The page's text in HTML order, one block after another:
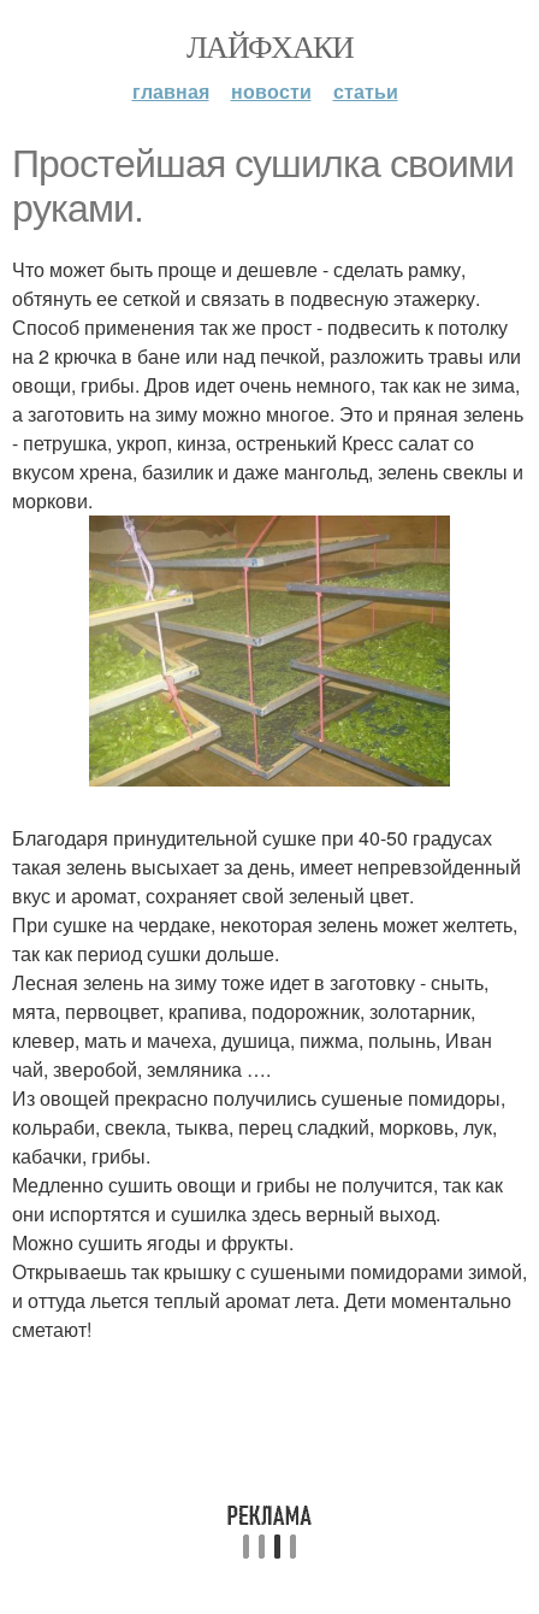
ЛАЙФХАКИ
главная новости статьи
Простейшая сушилка своими
руками.
Что может быть проще и дешевле - сделать рамку,
обтянуть ее сеткой и связать в подвесную этажерку.
Способ применения так же прост - подвесить к потолку
на 2 крючка в бане или над печкой, разложить травы или
овощи, грибы. Дров идет очень немного, так как не зима,
а заготовить на зиму можно многое. Это и пряная зелень
- петрушка, укроп, кинза, остренький Кресс салат со
вкусом хрена, базилик и даже мангольд, зелень свеклы и
моркови.
Благодаря принудительной сушке при 40-50 градусах
такая зелень высыхает за день, имеет непревзойденный
вкус и аромат, сохраняет свой зеленый цвет.
При сушке на чердаке, некоторая зелень может желтеть,
так как период сушки дольше.
Лесная зелень на зиму тоже идет в заготовку - сныть,
мята, первоцвет, крапива, подорожник, золотарник,
клевер, мать и мачеха, душица, пижма, полынь, Иван
чай, зверобой, земляника ….
Из овощей прекрасно получились сушеные помидоры,
кольраби, свекла, тыква, перец сладкий, морковь, лук,
кабачки, грибы.
Медленно сушить овощи и грибы не получится, так как
они испортятся и сушилка здесь верный выход.
Можно сушить ягоды и фрукты.
Открываешь так крышку с сушеными помидорами зимой,
и оттуда льется теплый аромат лета. Дети моментально
сметают!